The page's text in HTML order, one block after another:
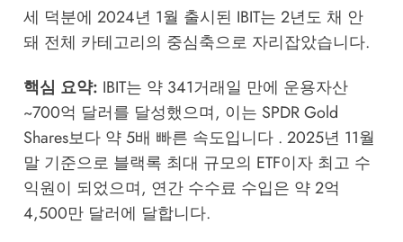
세 덕분에 2024년 1월 출시된 IBIT는 2년도 채 안
돼 전체 카테고리의 중심축으로 자리잡았습니다.
핵심 요약: IBIT는 약 341거래일 만에 운용자산
~700억 달러를 달성했으며, 이는 SPDR Gold
Shares보다 약 5배 빠른 속도입니다 . 2025년 11월
말 기준으로 블랙록 최대 규모의 ETF이자 최고 수
익원이 되었으며, 연간 수수료 수입은 약 2억
4,500만 달러에 달합니다.